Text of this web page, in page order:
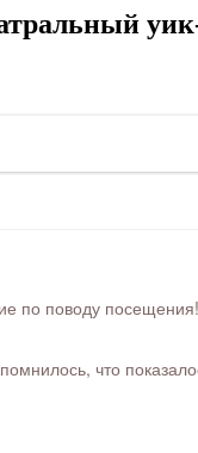
поводу посещения!
что